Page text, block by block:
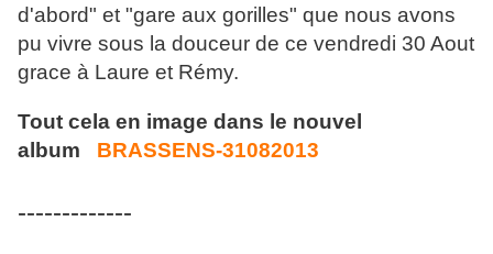
d'abord" et "gare aux gorilles" que nous avons
pu vivre sous la douceur de ce vendredi 30 Aout
grace à Laure et Rémy.
Tout cela en image dans le nouvel
album
BRASSENS-31082013
-------------